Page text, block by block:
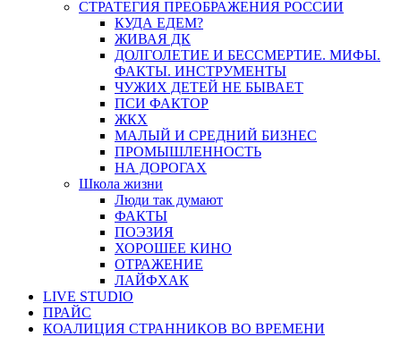
СТРАТЕГИЯ ПРЕОБРАЖЕНИЯ РОССИИ
КУДА ЕДЕМ?
ЖИВАЯ ДК
ДОЛГОЛЕТИЕ И БЕССМЕРТИЕ. МИФЫ.
ФАКТЫ. ИНСТРУМЕНТЫ
ЧУЖИХ ДЕТЕЙ НЕ БЫВАЕТ
ПСИ ФАКТОР
ЖКХ
МАЛЫЙ И СРЕДНИЙ БИЗНЕС
ПРОМЫШЛЕННОСТЬ
НА ДОРОГАХ
Школа жизни
Люди так думают
ФАКТЫ
ПОЭЗИЯ
ХОРОШЕЕ КИНО
ОТРАЖЕНИЕ
ЛАЙФХАК
LIVE STUDIO
ПРАЙС
КОАЛИЦИЯ СТРАННИКОВ ВО ВРЕМЕНИ